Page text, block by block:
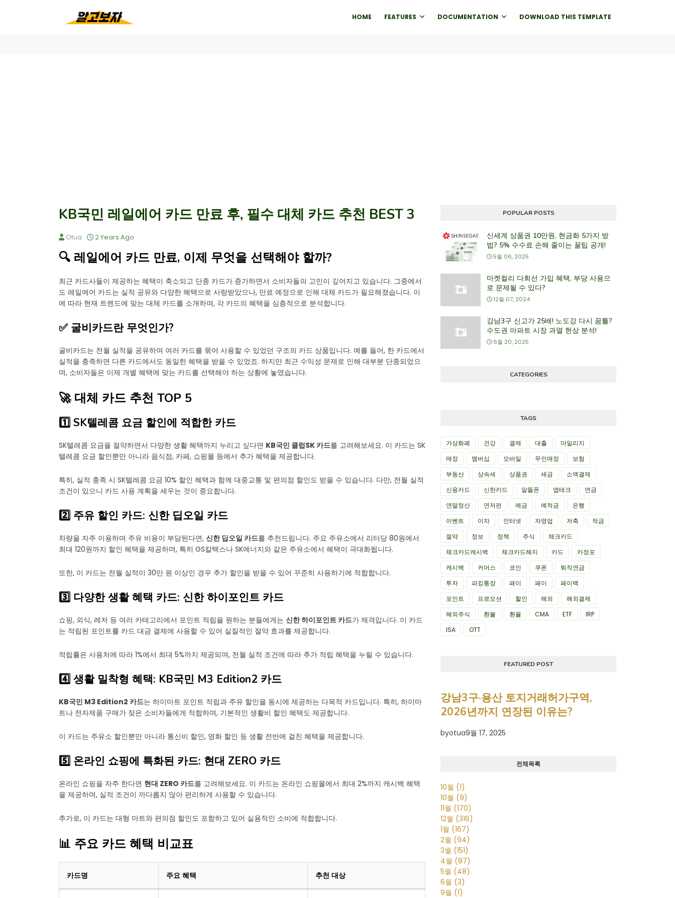
HOME FEATURES DOCUMENTATION DOWNLOAD THIS TEMPLATE
KB국민 레일에어 카드 만료 후, 필수 대체 카드 추천 BEST 3
Otua 2 Years Ago
🔍 레일에어 카드 만료, 이제 무엇을 선택해야 할까?
최근 카드사들이 제공하는 혜택이 축소되고 단종 카드가 증가하면서 소비자들의 고민이 깊어지고 있습니다. 그중에서
도 레일에어 카드는 실적 공유와 다양한 혜택으로 사랑받았으나, 만료 예정으로 인해 대체 카드가 필요해졌습니다. 이
에 따라 현재 트렌드에 맞는 대체 카드를 소개하며, 각 카드의 혜택을 심층적으로 분석합니다.
✅ 굴비카드란 무엇인가?
굴비카드는 전월 실적을 공유하여 여러 카드를 묶어 사용할 수 있었던 구조의 카드 상품입니다. 예를 들어, 한 카드에서
실적을 충족하면 다른 카드에서도 동일한 혜택을 받을 수 있었죠. 하지만 최근 수익성 문제로 인해 대부분 단종되었으
며, 소비자들은 이제 개별 혜택에 맞는 카드를 선택해야 하는 상황에 놓였습니다.
🚀 대체 카드 추천 TOP 5
1️⃣ SK텔레콤 요금 할인에 적합한 카드
SK텔레콤 요금을 절약하면서 다양한 생활 혜택까지 누리고 싶다면 KB국민 클럽SK 카드를 고려해보세요. 이 카드는 SK
텔레콤 요금 할인뿐만 아니라 음식점, 카페, 쇼핑몰 등에서 추가 혜택을 제공합니다.
특히, 실적 충족 시 SK텔레콤 요금 10% 할인 혜택과 함께 대중교통 및 편의점 할인도 받을 수 있습니다. 다만, 전월 실적
조건이 있으니 카드 사용 계획을 세우는 것이 중요합니다.
2️⃣ 주유 할인 카드: 신한 딥오일 카드
차량을 자주 이용하며 주유 비용이 부담된다면, 신한 딥오일 카드를 추천드립니다. 주요 주유소에서 리터당 80원에서
최대 120원까지 할인 혜택을 제공하며, 특히 GS칼텍스나 SK에너지와 같은 주유소에서 혜택이 극대화됩니다.
또한, 이 카드는 전월 실적이 30만 원 이상인 경우 추가 할인을 받을 수 있어 꾸준히 사용하기에 적합합니다.
3️⃣ 다양한 생활 혜택 카드: 신한 하이포인트 카드
쇼핑, 외식, 레저 등 여러 카테고리에서 포인트 적립을 원하는 분들에게는 신한 하이포인트 카드가 제격입니다. 이 카드
는 적립된 포인트를 카드 대금 결제에 사용할 수 있어 실질적인 절약 효과를 제공합니다.
적립률은 사용처에 따라 1%에서 최대 5%까지 제공되며, 전월 실적 조건에 따라 추가 적립 혜택을 누릴 수 있습니다.
4️⃣ 생활 밀착형 혜택: KB국민 M3 Edition2 카드
KB국민 M3 Edition2 카드는 하이마트 포인트 적립과 주유 할인을 동시에 제공하는 다목적 카드입니다. 특히, 하이마
트나 전자제품 구매가 잦은 소비자들에게 적합하며, 기본적인 생활비 할인 혜택도 제공합니다.
이 카드는 주유소 할인뿐만 아니라 통신비 할인, 영화 할인 등 생활 전반에 걸친 혜택을 제공합니다.
5️⃣ 온라인 쇼핑에 특화된 카드: 현대 ZERO 카드
온라인 쇼핑을 자주 한다면 현대 ZERO 카드를 고려해보세요. 이 카드는 온라인 쇼핑몰에서 최대 2%까지 캐시백 혜택
을 제공하며, 실적 조건이 까다롭지 않아 편리하게 사용할 수 있습니다.
추가로, 이 카드는 대형 마트와 편의점 할인도 포함하고 있어 실용적인 소비에 적합합니다.
📊 주요 카드 혜택 비교표
카드명 주요 혜택 추천 대상
POPULAR POSTS
신세계 상품권 10만원, 현금화 5가지 방
법? 5% 수수료 손해 줄이는 꿀팁 공개!
5월 06, 2025
마켓컬리 다회선 가입 혜택, 부당 사용으
로 문제될 수 있다?
12월 07, 2024
강남3구 신고가 25배! 노도강 다시 꿈틀?
수도권 아파트 시장 과열 현상 분석!
6월 20, 2025
CATEGORIES
TAGS
가상화폐 건강 결제 대출
마일리지
매장
멤버십 모바일 무인매장
보험
부동산
상속세 상품권 세금
소액결제
신용카드
신한카드 알뜰폰 앱테크
연금
연말정산
연저펀 예금 예적금
은행
이벤트
이자 인터넷 자영업 저축
적금
절약
정보 정책 주식
체크카드
체크카드캐시백
체크카드해지 카드
카정포
캐시백
커머스 코인 쿠폰
퇴직연금
투자
파킹통장 패이 페이
페이백
포인트
프로모션 할인 해외
해외결제
해외주식
환불 환율 CMA ETF
IRP
ISA
OTT
FEATURED POST
강남3구·용산 토지거래허가구역,
2026년까지 연장된 이유는?
byotua9월 17, 2025
전체목록
10월 (1)
10월 (9)
11월 (170)
12월 (316)
1월 (167)
2월 (94)
3월 (151)
4월 (87)
5월 (48)
6월 (3)
9월 (1)